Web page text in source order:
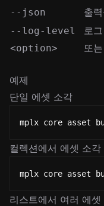
--json
출
--log-level
<option>
로
또는
예제
단일 에셋 소각
mplx core asset burn
컬렉션에서 에셋 소각
mplx core asset burn
리스트에서 여러 에셋